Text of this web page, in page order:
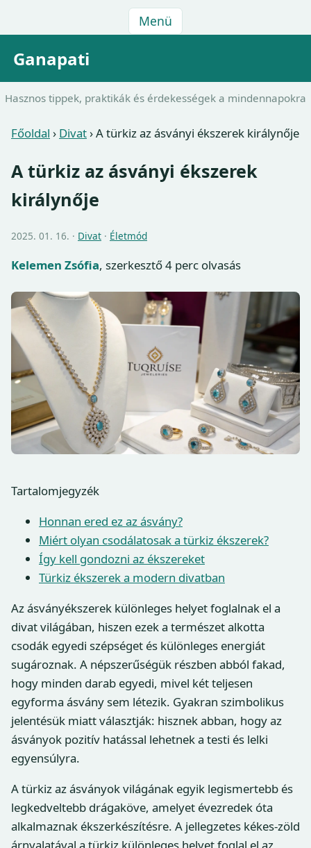
Menü
Ganapati
Hasznos tippek, praktikák és érdekességek a mindennapokra
Főoldal › Divat›A türkiz az ásványi ékszerek királynője
A türkiz az ásványi ékszerek
királynője
2025. 01. 16. · Divat · Életmód
Kelemen Zsófia, szerkesztő4 perc olvasás
Tartalomjegyzék
Honnan ered ez az ásvány?
Miért olyan csodálatosak a türkiz ékszerek?
Így kell gondozni az ékszereket
Türkiz ékszerek a modern divatban
Az ásványékszerek különleges helyet foglalnak el a
divat világában, hiszen ezek a természet alkotta
csodák egyedi szépséget és különleges energiát
sugároznak. A népszerűségük részben abból fakad,
hogy minden darab egyedi, mivel két teljesen
egyforma ásvány sem létezik. Gyakran szimbolikus
jelentésük miatt választják: hisznek abban, hogy az
ásványok pozitív hatással lehetnek a testi és lelki
egyensúlyra.
A türkiz az ásványok világának egyik legismertebb és
legkedveltebb drágaköve, amelyet évezredek óta
alkalmaznak ékszerkészítésre. A jellegzetes kékes-zöld
árnyalatával a türkiz különleges helyet foglal el az